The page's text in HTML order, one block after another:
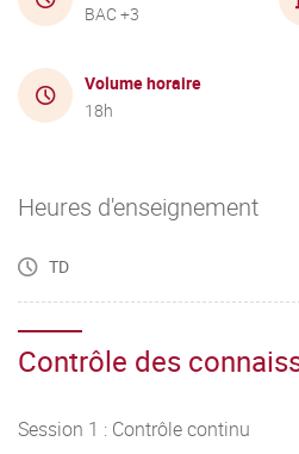
BAC +3
Volume horaire
18h
Heures d'enseignement
TD
Contrôle des
Session 1 : Contrôle continu